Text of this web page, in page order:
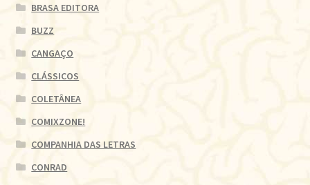
BRASA EDITORA
BUZZ
CANGAÇO
CLÁSSICOS
COLETÂNEA
COMIXZONE!
COMPANHIA DAS LETRAS
CONRAD